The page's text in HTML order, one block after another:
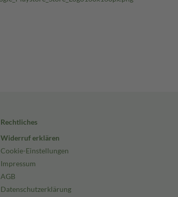
Rechtliches
Widerruf erklären
Cookie-Einstellungen
Impressum
AGB
Datenschutzerklärung